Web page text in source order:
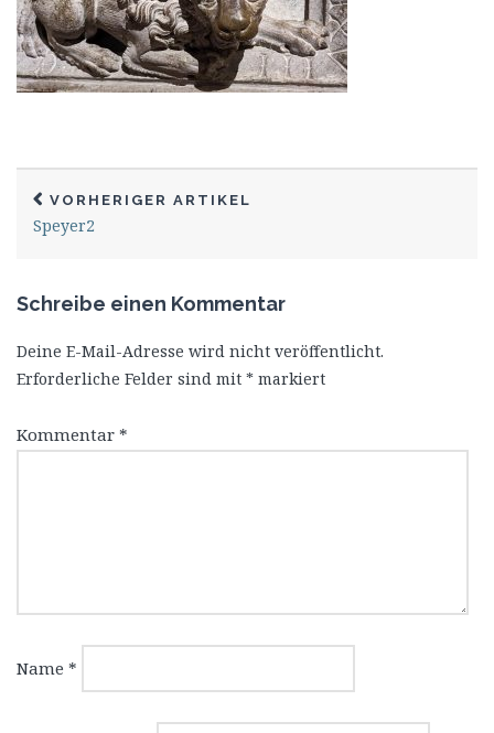
VORHERIGER ARTIKEL
Speyer2
Schreibe einen Kommentar
Deine E-Mail-Adresse wird nicht veröffentlicht.
Erforderliche Felder sind mit * markiert
Kommentar *
Name *